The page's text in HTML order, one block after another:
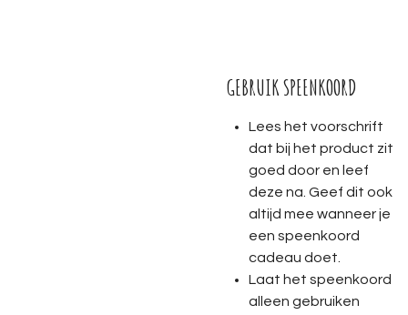
GEBRUIK SPEENKOORD
Lees het voorschrift
dat bij het product zit
goed door en leef
deze na. Geef dit ook
altijd mee wanneer je
een speenkoord
cadeau doet.
Laat het speenkoord
alleen gebruiken